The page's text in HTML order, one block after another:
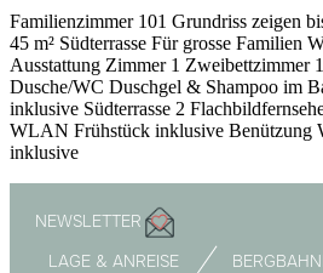
Familien­zimmer 101 Grundriss zeigen
45 m² Süd­terrasse Für grosse Familien
Ausstattung Zimmer 1 Zweibettzimmer
Dusche/WC Duschgel & Shampoo im
inklusive Südterrasse 2
WLAN Frühstück inklusive Benützung
inklusive
NEWSLETTER
LAGE & ANREISE